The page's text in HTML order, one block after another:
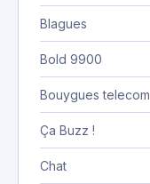
Blagues
Bold 9900
Bouygues telecom
Ça Buzz !
Chat